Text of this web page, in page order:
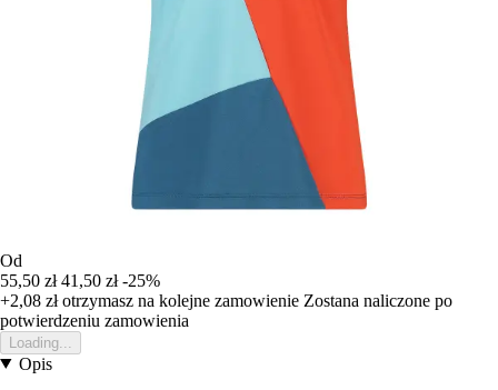
Od
55,50 zł 41,50 zł -25%
+2,08 złotrzymasz na kolejne zamowienie Zostana naliczone po
potwierdzeniu zamowienia
Loading...
Opis